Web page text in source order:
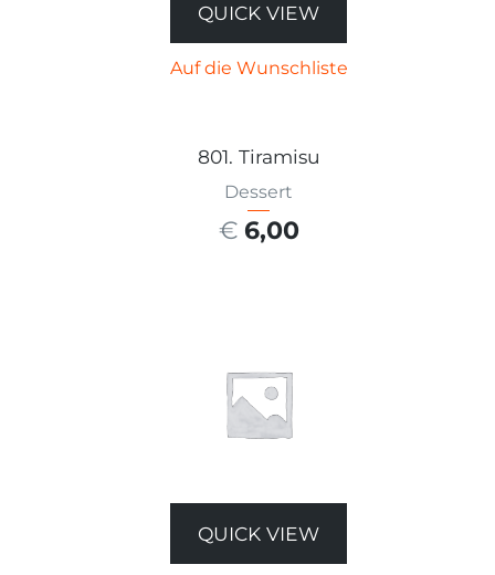
QUICK VIEW
Auf die Wunschliste
801. Tiramisu
Dessert
€ 6,00
QUICK VIEW